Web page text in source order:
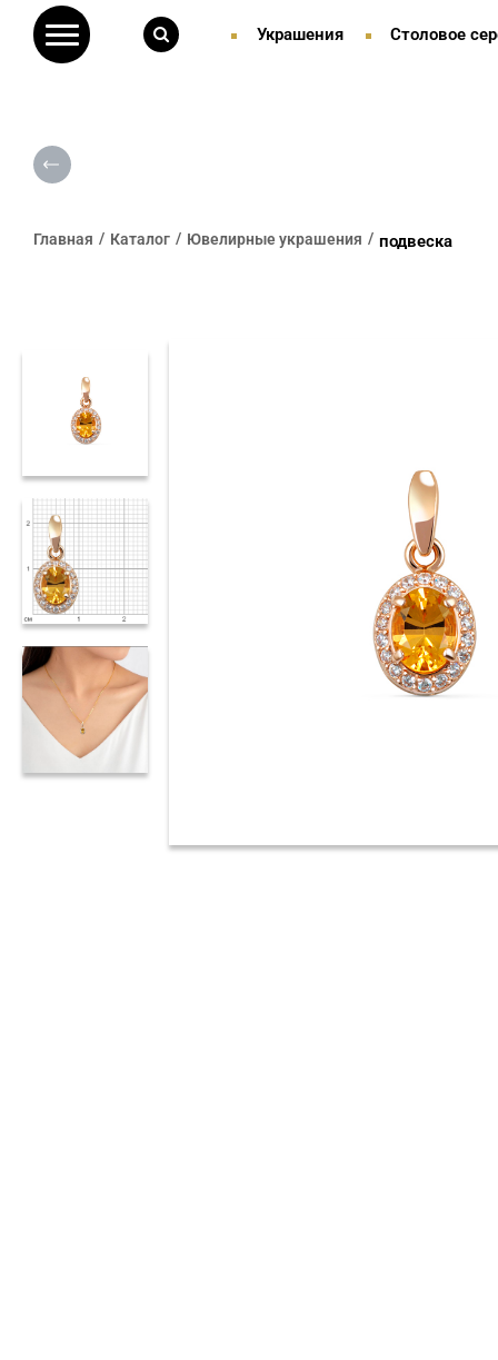
Украшения Столовое
Главная Каталог Ювелирные украшения подвеска